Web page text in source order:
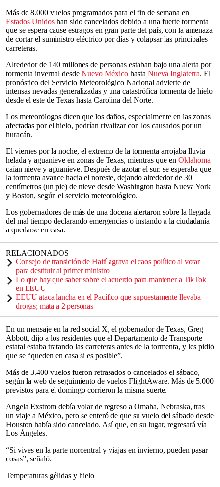
Más de 8.000 vuelos programados para el fin de semana en
Estados Unidos han sido cancelados debido a una fuerte tormenta
que se espera cause estragos en gran parte del país, con la amenaza
de cortar el suministro eléctrico por días y colapsar las principales
carreteras.
Alrededor de 140 millones de personas estaban bajo una alerta por
tormenta invernal desde Nuevo México hasta Nueva Inglaterra. El
pronóstico del Servicio Meteorológico Nacional advierte de
intensas nevadas generalizadas y una catastrófica tormenta de hielo
desde el este de Texas hasta Carolina del Norte.
Los meteorólogos dicen que los daños, especialmente en las zonas
afectadas por el hielo, podrían rivalizar con los causados por un
huracán.
El viernes por la noche, el extremo de la tormenta arrojaba lluvia
helada y aguanieve en zonas de Texas, mientras que en Oklahoma
caían nieve y aguanieve. Después de azotar el sur, se esperaba que
la tormenta avance hacia el noreste, dejando alrededor de 30
centímetros (un pie) de nieve desde Washington hasta Nueva York
y Boston, según el servicio meteorológico.
Los gobernadores de más de una docena alertaron sobre la llegada
del mal tiempo declarando emergencias o instando a la ciudadanía
a quedarse en casa.
RELACIONADOS
Consejo de transición de Haití agrava el caos político al votar
para destituir al primer ministro
Lo que hay que saber sobre el acuerdo para mantener a TikTok
en EEUU
EEUU ataca lancha en el Pacífico que supuestamente llevaba
drogas; mata a 2 personas
En un mensaje en la red social X, el gobernador de Texas, Greg
Abbott, dijo a los residentes que el Departamento de Transporte
estatal estaba tratando las carreteras antes de la tormenta, y les pidió
que se “queden en casa si es posible”.
Más de 3.400 vuelos fueron retrasados o cancelados el sábado,
según la web de seguimiento de vuelos FlightAware. Más de 5.000
previstos para el domingo corrieron la misma suerte.
Angela Exstrom debía volar de regreso a Omaha, Nebraska, tras
un viaje a México, pero se enteró de que su vuelo del sábado desde
Houston había sido cancelado. Así que, en su lugar, regresará vía
Los Ángeles.
“Si vives en la parte norcentral y viajas en invierno, pueden pasar
cosas”, señaló.
Temperaturas gélidas y hielo